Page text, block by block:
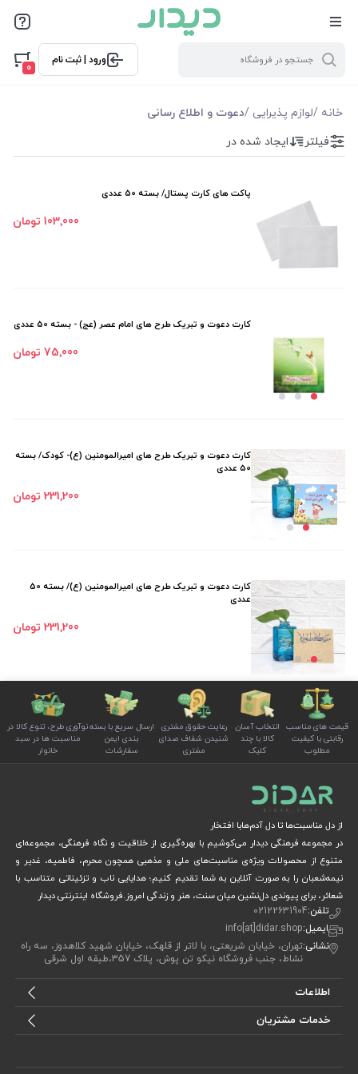
ورود | ثبت نام
0
خانه /لوازم پذیرایی /دعوت و اطلاع رسانی
فیلتر بر اساس قیمت
فیلترها
نمایش همه محصولات
فیلتر ایجاد شده در
پاکت های کارت پستال/ بسته 50 عددی
103٬000 تومان
کارت دعوت و تبریک طرح های امام عصر (عج) - بسته 50 عددی
75٬000 تومان
کارت دعوت و تبریک طرح های امیرالمومنین (ع)- کودک/ بسته
50 عددی
231٬200 تومان
کارت دعوت و تبریک طرح های امیرالمومنین (ع)/ بسته 50
عددی
231٬200 تومان
قیمت های مناسب
رقابتی با کیفیت
مطلوب
انتخاب آسان
کالا با چند
کلیک
رعایت حقوق مشتری
شنیدن شفاف صدای
مشتری
ارسال سریع با بسته
بندی ایمن
سفارشات
نوآوری طرح، تنوع کالا در
مناسبت ها در سبد
خانوار
از دل مناسبت‌ها تا دل آدم‌هابا افتخار
در مجموعه فرهنگی دیدار می‌کوشیم با بهره‌گیری از خلاقیت و نگاه فرهنگی، مجموعه‌ای
متنوع از محصولات ویژه‌ی مناسبت‌های ملی و مذهبی همچون محرم، فاطمیه، غدیر و
نیمه‌شعبان را به صورت آنلاین به شما تقدیم کنیم؛ هدایایی ناب و تزئیناتی متناسب با
شعائر، برای پیوندی دل‌نشین میان سنت، هنر و زندگی امروز.فروشگاه اینترنتی دیدار
تلفن:02122631904
ایمیل:info[at]didar.shop
نشانی:تهران، خیابان شریعتی، با لاتر از قلهک، خیابان شهید کلاهدوز، سه راه
نشاط، جنب فروشگاه نیکو تن پوش، پلاک 357،طبقه اول شرقی
اطلاعات
خدمات مشتریان